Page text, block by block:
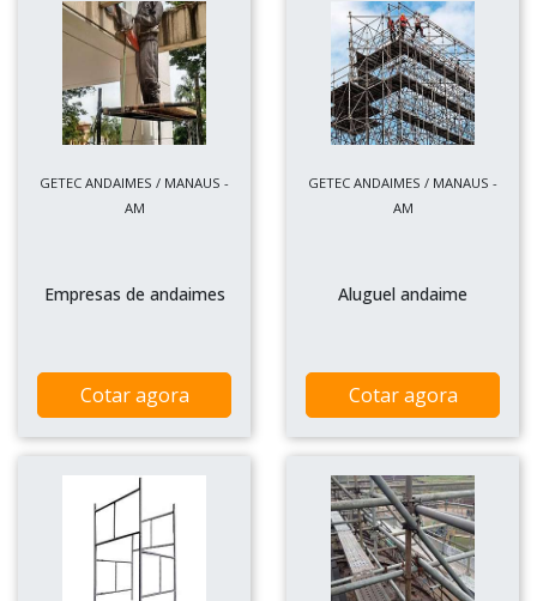
GETEC ANDAIMES / MANAUS -
AM
Empresas de andaimes
Cotar agora
GETEC ANDAIMES / MANAUS -
AM
Aluguel andaime
Cotar agora